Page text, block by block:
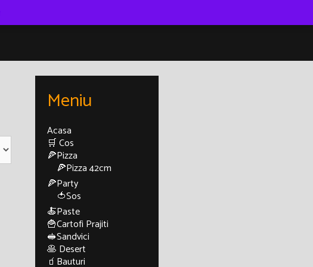
Meniu
Acasa
🛒 Cos
🍕Pizza
🍕Pizza 42cm
🍕Party
🍅Sos
🍝Paste
🍟Cartofi Prajiti
🥪Sandvici
🥞 Desert
🧃Bauturi